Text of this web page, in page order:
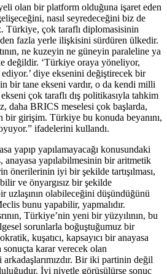
olan bir platform olduğuna işaret eden
nasıl seyredeceğini biz de
Türkiye, çok taraflı diplomasisinin
fazla yerle ilişkisini sürdüren ülkedir.
ne kuzeyin ne güneyin paraleline ya
değildir. ‘Türkiye oraya yöneliyor,
diye eksenini değiştirecek bir
bir tane ekseni vardır, o da kendi milli
çok taraflı dış politikasıyla tahkim
daha BRICS meselesi çok başlarda,
bir girişim. Türkiye bu konuda beyanını,
ifadelerini kullandı.
yapıp yapılamayacağı konusundaki
yapılabilmesinin bir aritmetik
önerilerinin iyi bir şekilde tartışılması,
ve önyargısız bir şekilde
uzlaşının olabileceğini düşündüğünü
bunu yapabilir, yapmalıdır.
Türkiye’nin yeni bir yüzyılının, bu
sorunlarla boğuştuğumuz bir
kuşatıcı, kapsayıcı bir anayasa
sonuçta karar verecek olan
Bir iki partinin değil
İyi niyetle görüşülürse sonuç